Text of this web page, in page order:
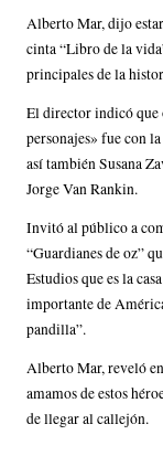
d
d
i
o
Alberto Mar, dijo
cinta “Libro de la
principales de la
El director indicó que
personajes» fue con
así también Susana
Jorge Van Rankin.
Invitó al público a
“Guardianes de oz”
Estudios que es la
importante de
pandilla”.
Alberto Mar, reveló
amamos de estos
de llegar al callejón.